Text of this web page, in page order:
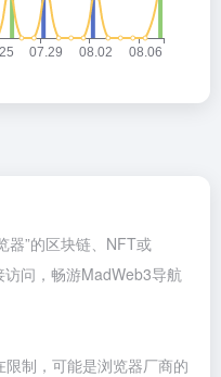
”的区块链、NFT或
问，畅游MadWeb3导航
制，可能是浏览器厂商的